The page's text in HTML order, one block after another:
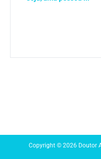
Copyright © 2026 Doutor